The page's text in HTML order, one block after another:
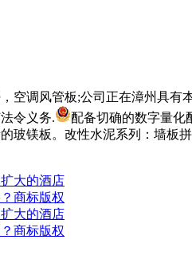
调风管板;公司正在漳州具有
令义务.
配备切确的数字量化
玻镁板。改性水泥系列：墙板
大的酒店
商标版权
大的酒店
商标版权